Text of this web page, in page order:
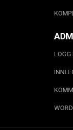
LOGG